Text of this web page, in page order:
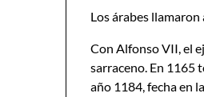
Los árabes
Con Alfonso VII, el
sarraceno. En 1165
año 1184, fecha en